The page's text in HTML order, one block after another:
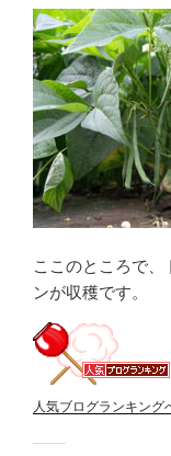
ここのところで
ンが収穫です。
人気ブログランキング